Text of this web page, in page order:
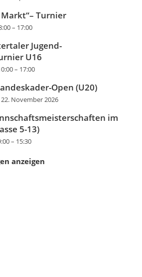
Markt“– Turnier
– 17:00
Jugend-
U16
– 17:00
Open (U20)
22. November 2026
im
5-13)
– 15:30
anzeigen